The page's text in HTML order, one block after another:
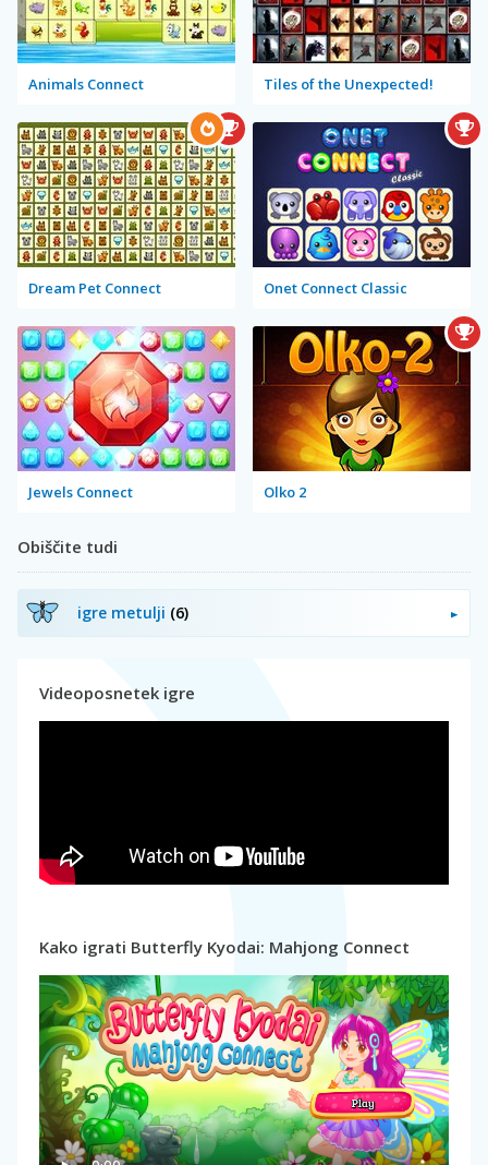
Animals Connect Tiles of the Unexpected!
Dream Pet Connect Onet Connect Classic
Jewels Connect Olko 2
Obiščite tudi
igre metulji (6)
Videoposnetek igre
Kako igrati Butterfly Kyodai: Mahjong Connect